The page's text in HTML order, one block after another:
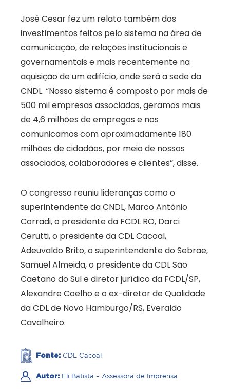
José Cesar fez um relato também dos
investimentos feitos pelo sistema na área de
comunicação, de relações institucionais e
governamentais e mais recentemente na
aquisição de um edifício, onde será a sede da
CNDL. “Nosso sistema é composto por mais de
500 mil empresas associadas, geramos mais
de 4,6 milhões de empregos e nos
comunicamos com aproximadamente 180
milhões de cidadãos, por meio de nossos
associados, colaboradores e clientes”, disse.
O congresso reuniu lideranças como o
superintendente da CNDL, Marco Antônio
Corradi, o presidente da FCDL RO, Darci
Cerutti, o presidente da CDL Cacoal,
Adeuvaldo Brito, o superintendente do Sebrae,
Samuel Almeida, o presidente da CDL São
Caetano do Sul e diretor jurídico da FCDL/SP,
Alexandre Coelho e o ex-diretor de Qualidade
da CDL de Novo Hamburgo/RS, Everaldo
Cavalheiro.
Fonte: CDL Cacoal
Autor: Eli Batista – Assessora de Imprensa